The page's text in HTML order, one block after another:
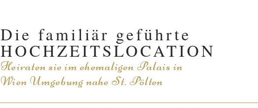
Die familiär geführte
HOCHZEITSLOCATION
Heiraten sie im ehemaligen Palais in
Wien Umgebung nahe St. Pölten